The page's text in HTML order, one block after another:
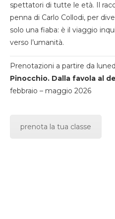
spettatori di tutte le età. Il
penna di Carlo Collodi, per
solo una fiaba: è il viaggio
verso l’umanità.
Prenotazioni a partire da
Pinocchio. Dalla favola al
febbraio – maggio 2026
prenota la tua classe